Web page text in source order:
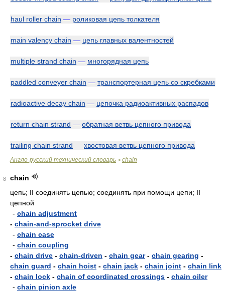
haul roller chain — роликовая цепь толкателя
main valency chain — цепь главных валентностей
multiple strand chain — многорядная цепь
paddled conveyer chain — транспортерная цепь со скребками
radioactive decay chain — цепочка радиоактивных распадов
return chain strand — обратная ветвь цепного привода
trailing chain strand — хвостовая ветвь цепного привода
Англо-русский технический словарь > chain
8
chain
цепь; II соединять цепью; соединять при помощи цепи; II
цепной
- chain adjustment
- chain-and-sprocket drive
- chain case
- chain coupling
- chain drive - chain-driven - chain gear- chain gearing -
chain guard - chain hoist - chain jack - chain joint - chain link
- chain lock - chain of coordinated crossings - chain oiler
- chain pinion axle